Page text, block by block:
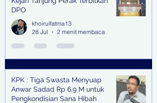
DPO
khoirulfatma13
28 Jul
2 menit membaca
KPK : Tiga Swasta Menyuap
Anwar Sadad Rp 6,9 M untuk
Pengkondisian Sana Hibah